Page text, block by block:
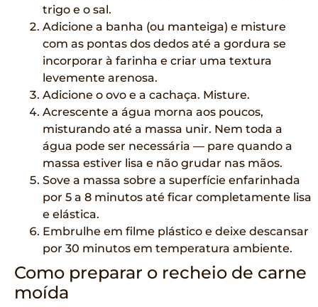
trigo e o sal.
Adicione a banha (ou manteiga) e misture
com as pontas dos dedos até a gordura se
incorporar à farinha e criar uma textura
levemente arenosa.
Adicione o ovo e a cachaça. Misture.
Acrescente a água morna aos poucos,
misturando até a massa unir. Nem toda a
água pode ser necessária — pare quando a
massa estiver lisa e não grudar nas mãos.
Sove a massa sobre a superfície enfarinhada
por 5 a 8 minutos até ficar completamente lisa
e elástica.
Embrulhe em filme plástico e deixe descansar
por 30 minutos em temperatura ambiente.
Como preparar o recheio de carne
moída